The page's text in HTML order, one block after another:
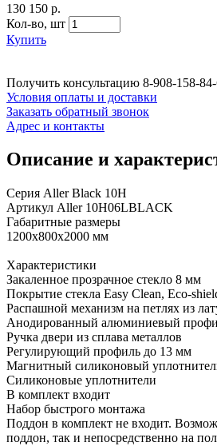
130 150 р.
Кол-во, шт
Купить
Получить консультацию 8-908-158-
Условия оплаты и доставки
Заказать обратный звонок
Адрес и контакты
Описание и
Серия Aller Black 10H
Артикул Aller 10H06LBLACK
Габаритные размеры
1200x800x2000 мм
Характеристики
Закаленное прозрачное стекло 8 мм
Покрытие стекла Easy Clean, Eco-
Распашной механизм на петлях из
Анодированный алюминиевый
Ручка двери из сплава металлов
Регулирующий профиль до 13 мм
Магнитный силиконовый
Силиконовые уплотнители
В комплект входит
Набор быстрого монтажа
Поддон в комплект не входит.
поддон, так и непосредственно на